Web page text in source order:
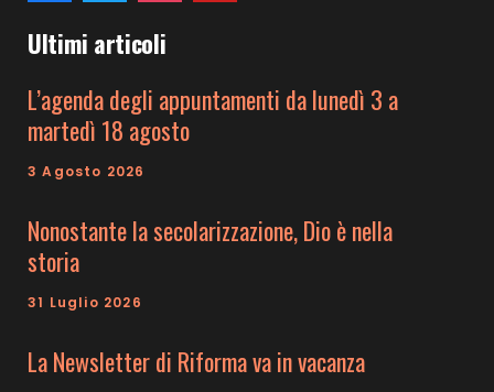
Ultimi articoli
L’agenda degli appuntamenti da lunedì 3 a
martedì 18 agosto
3 Agosto 2026
Nonostante la secolarizzazione, Dio è nella
storia
31 Luglio 2026
La Newsletter di Riforma va in vacanza